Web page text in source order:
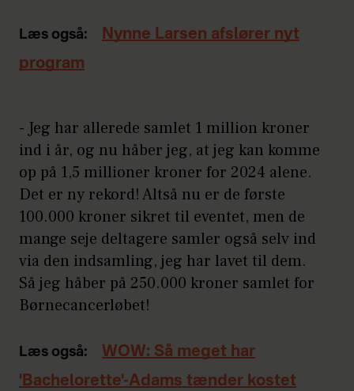
Læs også:
Nynne Larsen afslører nyt
program
- Jeg har allerede samlet 1 million kroner
ind i år, og nu håber jeg, at jeg kan komme
op på 1,5 millioner kroner for 2024 alene.
Det er ny rekord! Altså nu er de første
100.000 kroner sikret til eventet, men de
mange seje deltagere samler også selv ind
via den indsamling, jeg har lavet til dem.
Så jeg håber på 250.000 kroner samlet for
Børnecancerløbet!
Læs også:
WOW: Så meget har
'Bachelorette'-Adams tænder kostet